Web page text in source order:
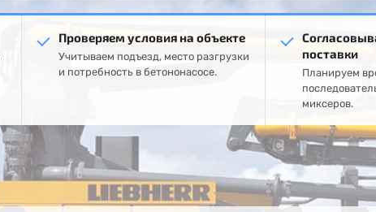
Проверяем условия на объекте
Учитываем подъезд, место разгрузки
и потребность в бетононасосе.
поставки
Планируем
миксеров.